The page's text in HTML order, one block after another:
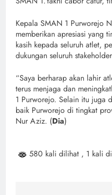
Kepala SMAN 1 Purworejo
memberikan apresiasi yang
kasih kepada seluruh atlet,
dukungan seluruh
“Saya berharap akan lahir
terus menjaga dan
1 Purworejo. Selain itu juga
baik Purworejo di tingkat
Nur Aziz. (Dia)
580 kali dilihat , 1 kali